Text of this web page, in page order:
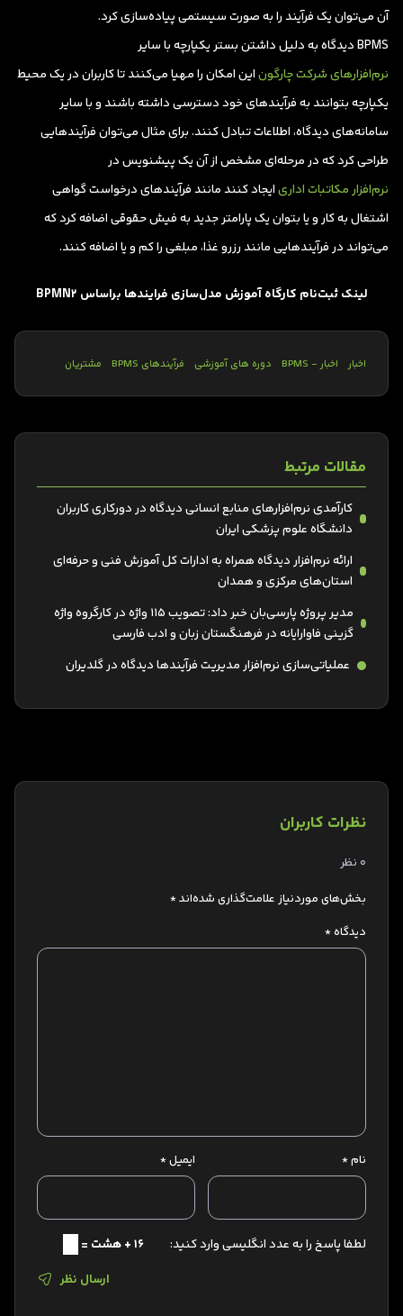
آن می‌توان یک فرآیند را به صورت سیستمی پیاده‌سازی کرد.
BPMS دیدگاه به دلیل داشتن بستر یکپارچه با سایر
نرم‌افزارهای شرکت چارگوناین امکان را مهیا می‌کنند تا کاربران در یک محیط
یکپارچه بتوانند به فرآیندهای خود دسترسی داشته باشند و با سایر
سامانه‌های دیدگاه، اطلاعات تبادل کنند. برای مثال می‌توان فرآیندهایی
طراحی کرد که در مرحله‌ای مشخص از آن یک پیشنویس در
نرم‌افزار مکاتبات اداریایجاد کنند مانند فرآیندهای درخواست گواهی
اشتغال به کار و یا بتوان یک پارامتر جدید به فیش حقوقی اضافه کرد که
می‌تواند در فرآیندهایی مانند رزرو غذا، مبلغی را کم و یا اضافه کنند.
لینک ثبت‌نام کارگاه آموزش مدل‌سازی فرایندها براساس BPMN2
اخبار اخبار - BPMS دوره های آموزشی فرآیندهای BPMS مشتریان
مقالات مرتبط
کارآمدی نرم‌افزارهای منابع انسانی دیدگاه در دورکاری کاربران
دانشگاه علوم پزشکی ایران
ارائه نرم‌افزار دیدگاه همراه به ادارات کل آموزش فنی و حرفه‌ای
استان‌های مرکزی و همدان
مدیر پروژه پارسی‌بان خبر داد: تصویب ۱۱۵ واژه در کارگروه واژه
گزینی فاوارایانه در فرهنگستان زبان و ادب فارسی
عملیاتی‌سازی نرم‌افزار مدیریت فرآیندها دیدگاه در گلدیران
نظرات کاربران
0 نظر
بخش‌های موردنیاز علامت‌گذاری شده‌اند*
دیدگاه*
نام* ایمیل*
لطفا پاسخ را به عدد انگلیسی وارد کنید:
16 + هشت =
ارسال نظر